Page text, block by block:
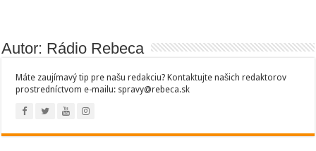
Autor: Rádio Rebeca
Máte zaujímavý tip pre našu redakciu? Kontaktujte našich redaktorov
prostredníctvom e-mailu: spravy@rebeca.sk